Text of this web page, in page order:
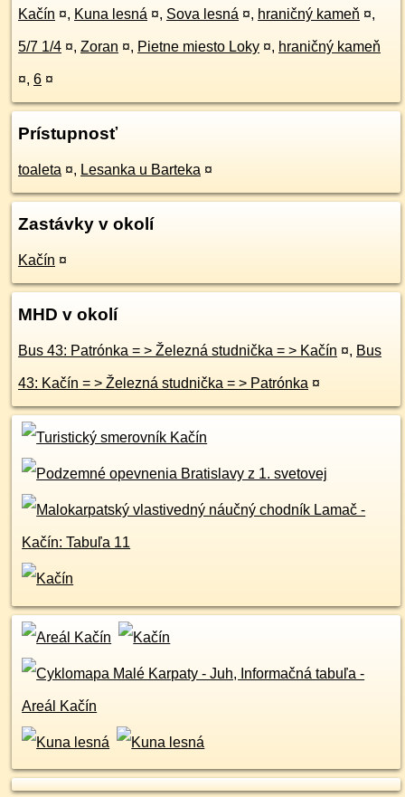
Kačín ¤, Kuna lesná ¤, Sova lesná ¤, hraničný kameň ¤,
5/7 1/4 ¤, Zoran ¤, Pietne miesto Loky ¤, hraničný kameň
¤, 6 ¤
Prístupnosť
toaleta ¤, Lesanka u Barteka ¤
Zastávky v okolí
Kačín ¤
MHD v okolí
Bus 43: Patrónka = > Železná studnička = > Kačín ¤, Bus
43: Kačín = > Železná studnička = > Patrónka ¤